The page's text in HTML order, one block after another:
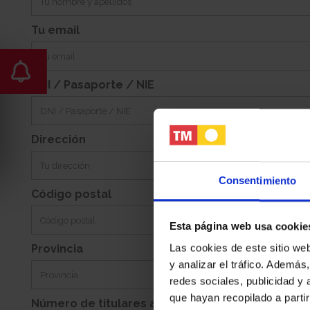
Consentimiento
Esta página web usa
Las cookies de este sitio
y analizar el tráfico.
redes sociales, publicidad y
que hayan recopilado a
Tu email
DNI / Pasaporte / NIE
Dirección
Código postal
Provincia
Número de titulares adicionales